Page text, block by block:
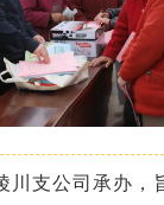
川支公司承办，